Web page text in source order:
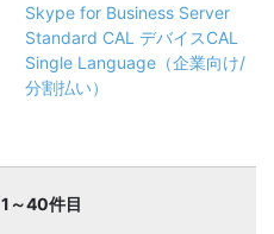
Skype for Business Server
Standard CAL デバイスCAL
Single Language（企業向け/
分割払い）
1～40件目